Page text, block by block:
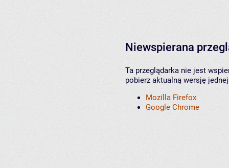
Niewspierana
Ta przeglądarka nie jest
pobierz aktualną wersję
Mozilla Firefox
Google Chrome